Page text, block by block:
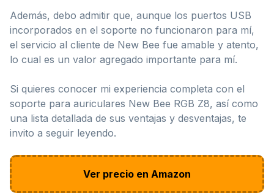
Además, debo admitir que, aunque los puertos USB
incorporados en el soporte no funcionaron para mí,
el servicio al cliente de New Bee fue amable y atento,
lo cual es un valor agregado importante para mí.
Si quieres conocer mi experiencia completa con el
soporte para auriculares New Bee RGB Z8, así como
una lista detallada de sus ventajas y desventajas, te
invito a seguir leyendo.
Ver precio en Amazon